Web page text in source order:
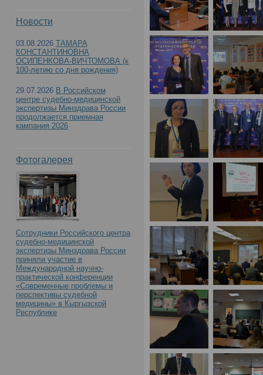
Новости
03.08.2026 ТАМАРА
КОНСТАНТИНОВНА
ОСИПЕНКОВА-ВИЧТОМОВА (к
100-летию со дня рождения)
29.07.2026 В Российском
центре судебно-медицинской
экспертизы Минздрава России
продолжается приемная
кампания 2026
Фотогалерея
Сотрудники Российского центра
судебно-медицинской
экспертизы Минздрава России
приняли участие в
Международной научно-
практической конференции
«Современные проблемы и
перспективы судебной
медицины» в Кыргызской
Республике